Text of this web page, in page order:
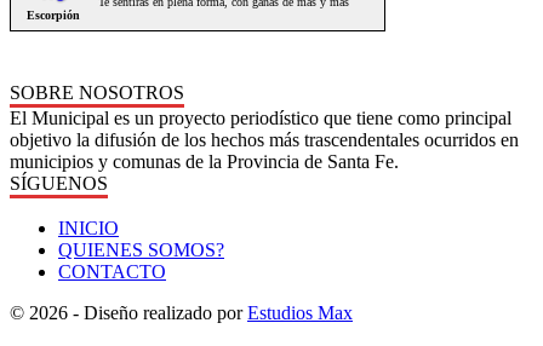
SOBRE NOSOTROS
El Municipal es un proyecto periodístico que tiene como principal
objetivo la difusión de los hechos más trascendentales ocurridos en
municipios y comunas de la Provincia de Santa Fe.
SÍGUENOS
INICIO
QUIENES SOMOS?
CONTACTO
© 2026 - Diseño realizado porEstudios Max